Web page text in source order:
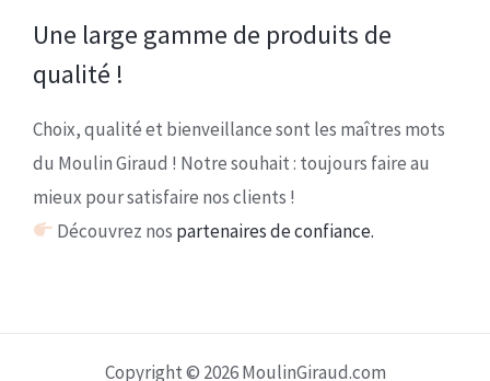
Une large gamme de produits de
qualité !
Choix, qualité et bienveillance sont les maîtres mots
du Moulin Giraud ! Notre souhait : toujours faire au
mieux pour satisfaire nos clients !
Découvrez nos partenaires de confiance.
Copyright © 2026 MoulinGiraud.com